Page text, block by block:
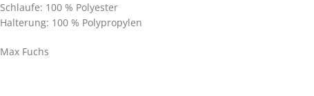
Schlaufe: 100 % Polyester
Halterung: 100 % Polypropylen
Max Fuchs